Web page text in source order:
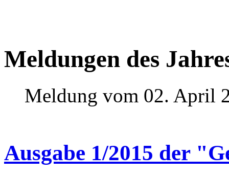
Meldungen des
Meldung vom 02. April
Ausgabe 1/2015 der